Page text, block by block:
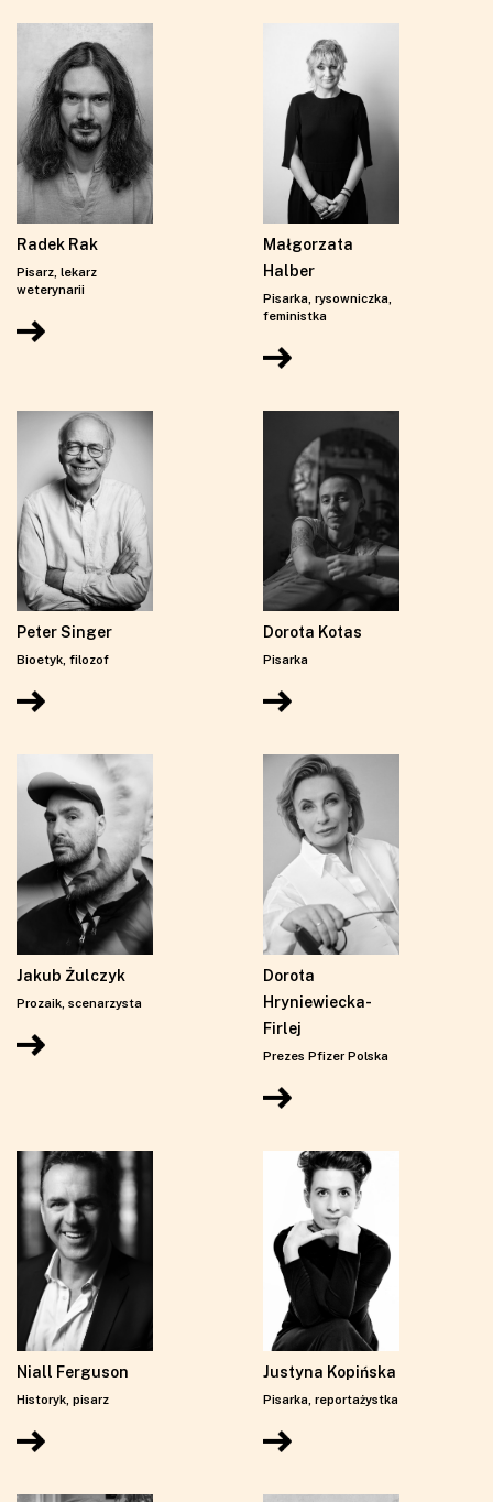
Radek Rak
Pisarz, lekarz
weterynarii
Małgorzata
Halber
Pisarka, rysowniczka,
feministka
Peter Singer
Bioetyk, filozof
Dorota Kotas
Pisarka
Jakub Żulczyk
Prozaik, scenarzysta
Dorota
Hryniewiecka-
Firlej
Prezes Pfizer Polska
Niall Ferguson
Historyk, pisarz
Justyna Kopińska
Pisarka, reportażystka